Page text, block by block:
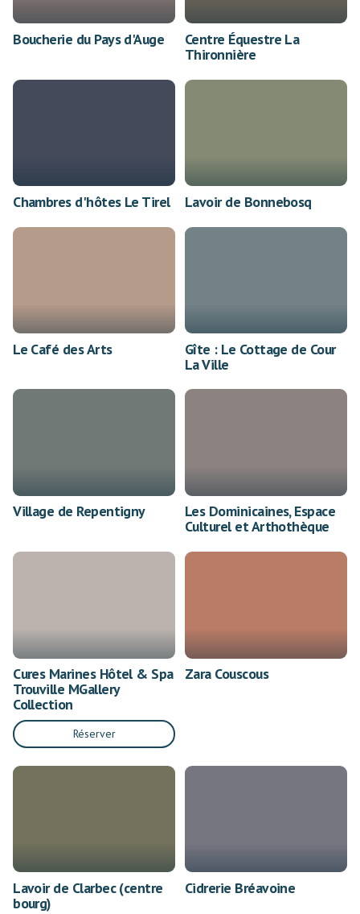
Boucherie du Pays d'Auge
Centre Équestre La
Thironnière
Chambres d'hôtes Le Tirel Lavoir de Bonnebosq
Le Café des Arts
Gîte : Le Cottage de Cour
La Ville
Village de Repentigny
Les Dominicaines, Espace
Culturel et Arthothèque
Cures Marines Hôtel & Spa
Trouville MGallery
Collection
Réserver
Zara Couscous
Lavoir de Clarbec (centre
bourg)
Cidrerie Bréavoine